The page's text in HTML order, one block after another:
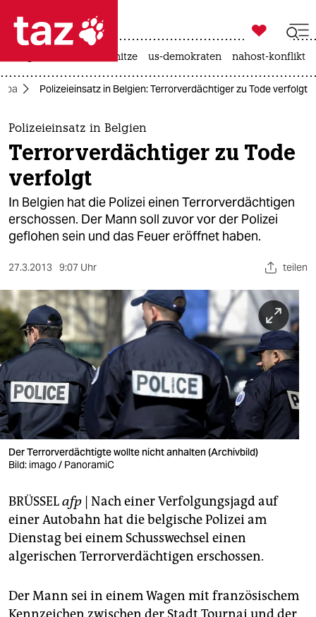
 taz zahl ich
taz zahl ich
themen
politik
öko
gesellschaft
sport
berlin
nord
wahrheit
verlag
verlag
veranstaltungen
shop
fragen & hilfe
unterstützen
genossenschaft

taz zahl ich
hitze us-demokraten nahost-konflikt
Polizeieinsatz in Belgien: Terrorverdächtiger zu Tode verfolgt
Polizeieinsatz in Belgien
Terrorverdächtiger zu Tode
verfolgt
In Belgien hat die Polizei einen Terrorverdächtigen
erschossen. Der Mann soll zuvor vor der Polizei
geflohen sein und das Feuer eröffnet haben.
27.3.2013 9:07 Uhr teilen
Der Terrorverdächtigte wollte nicht anhalten (Archivbild)
Bild: imago / PanoramiC
BRÜSSELafp | Nach einer Verfolgungsjagd auf
einer Autobahn hat die belgische Polizei am
Dienstag bei einem Schusswechsel einen
algerischen Terrorverdächtigen erschossen.
Der Mann sei in einem Wagen mit französischem